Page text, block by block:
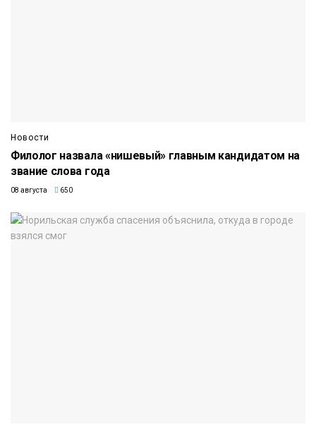
Новости
Филолог назвала «нишевый» главным кандидатом на
звание слова года
08 августа 650